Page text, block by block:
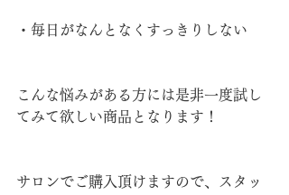
・毎日がなんとなくすっきりしない
こんな悩みがある方には是非一度試し
てみて欲しい商品となります！
サロンでご購入頂けますので、スタッ